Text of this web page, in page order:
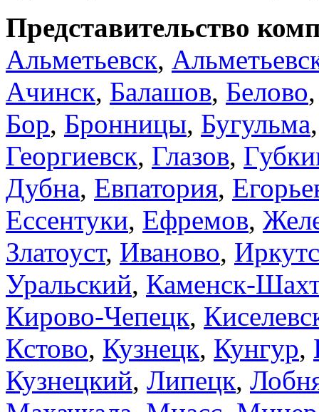
Представительство
Альметьевск,
Ачинск, Балашов, Белово
Бор, Бронницы, Бугульма
Георгиевск, Глазов,
Дубна, Евпатория,
Ессентуки, Ефремов,
Златоуст, Иваново,
Уральский, Каменск-
Кирово-Чепецк,
Кстово, Кузнецк, Кунгур,
Кузнецкий, Липецк,